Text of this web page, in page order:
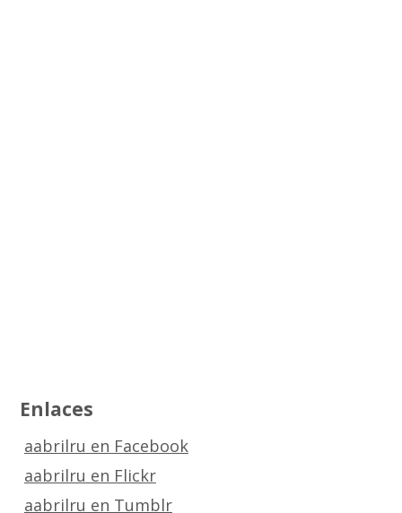
Enlaces
aabrilru en Facebook
aabrilru en Flickr
aabrilru en Tumblr